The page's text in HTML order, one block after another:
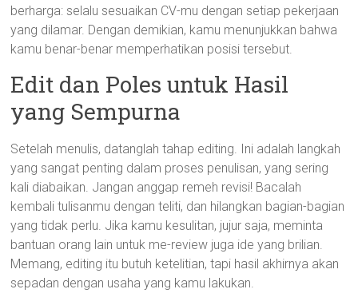
berharga: selalu sesuaikan CV-mu dengan setiap pekerjaan
yang dilamar. Dengan demikian, kamu menunjukkan bahwa
kamu benar-benar memperhatikan posisi tersebut.
Edit dan Poles untuk Hasil
yang Sempurna
Setelah menulis, datanglah tahap editing. Ini adalah langkah
yang sangat penting dalam proses penulisan, yang sering
kali diabaikan. Jangan anggap remeh revisi! Bacalah
kembali tulisanmu dengan teliti, dan hilangkan bagian-bagian
yang tidak perlu. Jika kamu kesulitan, jujur saja, meminta
bantuan orang lain untuk me-review juga ide yang brilian.
Memang, editing itu butuh ketelitian, tapi hasil akhirnya akan
sepadan dengan usaha yang kamu lakukan.